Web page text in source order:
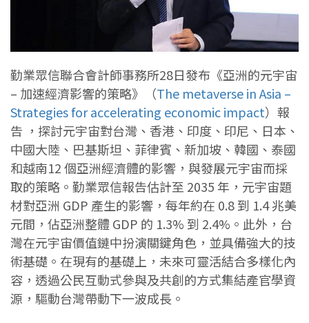
勤業眾信聯合會計師事務所28日發布《亞洲的元宇宙
– 加速經濟影響的策略》（The metaverse in Asia –
Strategies for accelerating economic impact）報
告 ，探討元宇宙對台灣、香港、印度、印尼、日本、
中國大陸、巴基斯坦、菲律賓、新加坡、韓國、泰國
和越南12 個亞洲經濟體的影響，與發展元宇宙而採
取的策略。勤業眾信報告估計至 2035 年，元宇宙題
材對亞洲 GDP 產生的影響，每年約在 0.8 到 1.4 兆美
元間，佔亞洲整體 GDP 的 1.3% 到 2.4%。此外，台
灣在元宇宙價值鏈中扮演關鍵角色，並具備強大的技
術基礎。在現有的基礎上，未來可靈活結合多樣化內
容，透過公民互動式參與及共創的方式集結產官學資
源，驅動台灣帶動下一波成長。